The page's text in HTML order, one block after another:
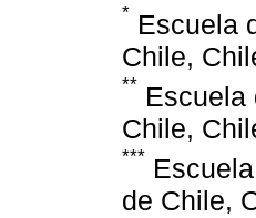
* Escuela
Chile,
** Escuela
Chile,
***
de Chile,